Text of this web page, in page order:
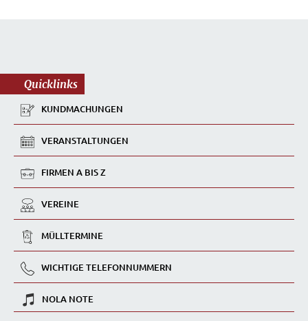
Quicklinks
KUNDMACHUNGEN
VERANSTALTUNGEN
FIRMEN A BIS Z
VEREINE
MÜLLTERMINE
WICHTIGE TELEFONNUMMERN
NOLA NOTE